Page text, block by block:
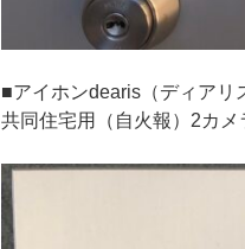
■アイホンdearis（ディアリ
共同住宅用（自火報）2カメ